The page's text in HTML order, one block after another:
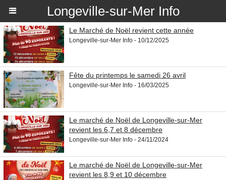
Longeville-sur-Mer Info
Le Marché de Noël revient cette année
Longeville-sur-Mer Info - 10/12/2025
Fête du printemps le samedi 26 avril
Longeville-sur-Mer Info - 16/03/2025
Le marché de Noël de Longeville-sur-Mer
revient les 6,7 et 8 décembre
Longeville-sur-Mer Info - 24/11/2024
Le marché de Noël de Longeville-sur-Mer
revient les 8,9 et 10 décembre